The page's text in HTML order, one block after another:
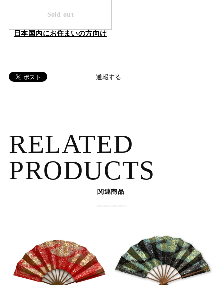
Sold out
日本国内にお住まいの方向け
通報する
RELATED
PRODUCTS
関連商品